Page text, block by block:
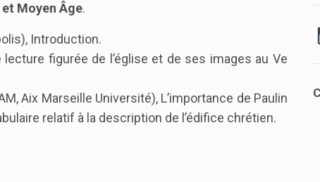
Moyen Âge.
Introduction.
lecture figurée de l’église et de ses images au Ve
Aix Marseille Université), L’importance de Paulin
relatif à la description de l’édifice chrétien.